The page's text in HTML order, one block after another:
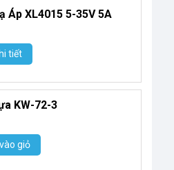
Áp XL4015 5-35V 5A
tiết
KW-72-3
giỏ